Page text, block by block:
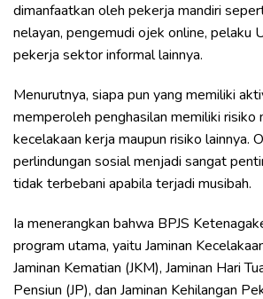
dimanfaatkan oleh pekerja mandiri
nelayan, pengemudi ojek online, pelaku
pekerja sektor informal lainnya.
Menurutnya, siapa pun yang memiliki
memperoleh penghasilan memiliki risiko
kecelakaan kerja maupun risiko lainnya.
perlindungan sosial menjadi sangat
tidak terbebani apabila terjadi musibah.
Ia menerangkan bahwa BPJS
program utama, yaitu Jaminan
Jaminan Kematian (JKM), Jaminan Hari
Pensiun (JP), dan Jaminan Kehilangan